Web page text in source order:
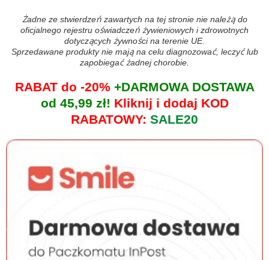
Żadne ze stwierdzeń zawartych na tej stronie nie należą do
oficjalnego rejestru oświadczeń żywieniowych i zdrowotnych
dotyczących żywności na terenie UE.
Sprzedawane produkty nie mają na celu diagnozować, leczyć lub
zapobiegać żadnej chorobie.
RABAT do -20%+DARMOWA DOSTAWA
od 45,99 zł! Kliknij i dodaj KOD
RABATOWY: SALE20